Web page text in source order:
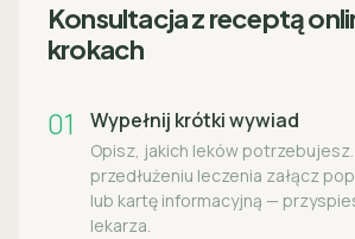
Konsultacja z receptą
krokach
01 Wypełnij krótki wywiad
Opisz, jakich leków potrzebujesz.
przedłużeniu leczenia załącz
lub kartę informacyjną —
lekarza.